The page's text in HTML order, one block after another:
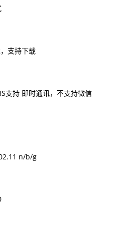
支持下载
持 即时通讯，不支持微信
n/b/g